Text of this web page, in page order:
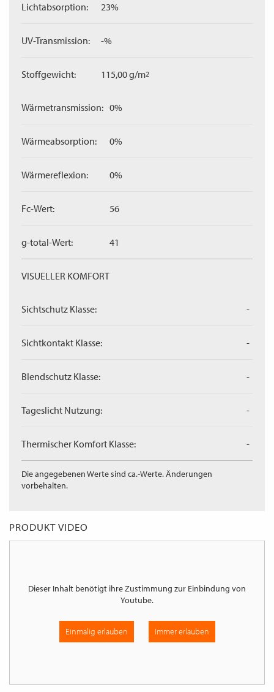
Lichtabsorption: 23%
UV-Transmission: -%
Stoffgewicht: 115,00 g/m2
Wärmetransmission: 0%
Wärmeabsorption: 0%
Wärmereflexion: 0%
Fc-Wert: 56
g-total-Wert: 41
VISUELLER KOMFORT
Sichtschutz Klasse: -
Sichtkontakt Klasse: -
Blendschutz Klasse: -
Tageslicht Nutzung: -
Thermischer Komfort Klasse: -
Die angegebenen Werte sind ca.-Werte. Änderungen
vorbehalten.
PRODUKT VIDEO
Dieser Inhalt benötigt ihre Zustimmung zur Einbindung von
Youtube.
Einmalig erlauben Immer erlauben